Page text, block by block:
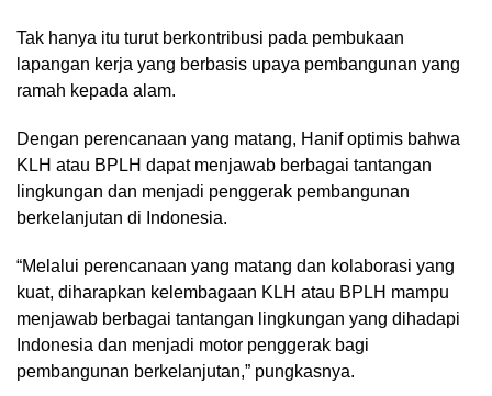
Tak hanya itu turut berkontribusi pada pembukaan
lapangan kerja yang berbasis upaya pembangunan yang
ramah kepada alam.
Dengan perencanaan yang matang, Hanif optimis bahwa
KLH atau BPLH dapat menjawab berbagai tantangan
lingkungan dan menjadi penggerak pembangunan
berkelanjutan di Indonesia.
“Melalui perencanaan yang matang dan kolaborasi yang
kuat, diharapkan kelembagaan KLH atau BPLH mampu
menjawab berbagai tantangan lingkungan yang dihadapi
Indonesia dan menjadi motor penggerak bagi
pembangunan berkelanjutan,” pungkasnya.